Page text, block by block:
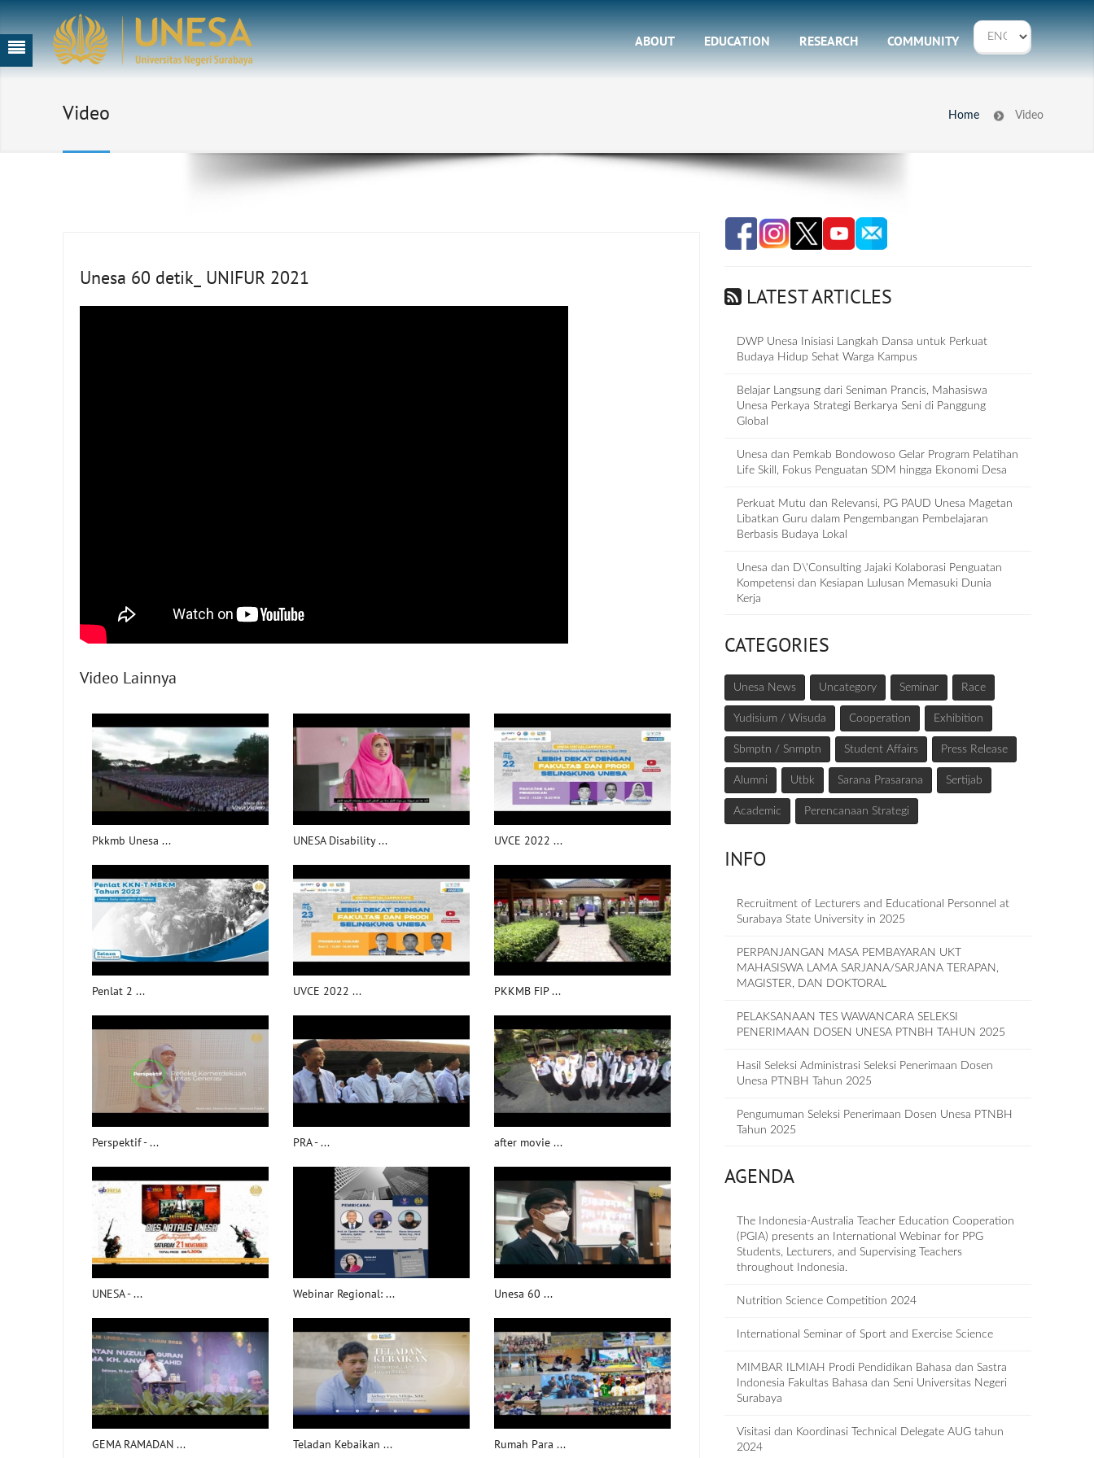
ABOUT EDUCATION RESEARCH COMMUNITY
Video Home Video
Unesa 60 detik_ UNIFUR 2021
Video Lainnya
Pkkmb Unesa ... UNESA Disability ... UVCE 2022 ...
Penlat 2 ... UVCE 2022 ... PKKMB FIP ...
Perspektif - ... PRA - ... after movie ...
UNESA - ... Webinar Regional: ... Unesa 60 ...
GEMA RAMADAN ... Teladan Kebaikan ... Rumah Para ...
LATEST ARTICLES
DWP Unesa Inisiasi Langkah Dansa untuk Perkuat
Budaya Hidup Sehat Warga Kampus
Belajar Langsung dari Seniman Prancis, Mahasiswa
Unesa Perkaya Strategi Berkarya Seni di Panggung
Global
Unesa dan Pemkab Bondowoso Gelar Program Pelatihan
Life Skill, Fokus Penguatan SDM hingga Ekonomi Desa
Perkuat Mutu dan Relevansi, PG PAUD Unesa Magetan
Libatkan Guru dalam Pengembangan Pembelajaran
Berbasis Budaya Lokal
Unesa dan D\'Consulting Jajaki Kolaborasi Penguatan
Kompetensi dan Kesiapan Lulusan Memasuki Dunia
Kerja
CATEGORIES
Unesa News Uncategory Seminar Race
Yudisium / Wisuda Cooperation Exhibition
Sbmptn / Snmptn Student Affairs Press Release
Alumni Utbk Sarana Prasarana Sertijab
Academic Perencanaan Strategi
INFO
Recruitment of Lecturers and Educational Personnel at
Surabaya State University in 2025
PERPANJANGAN MASA PEMBAYARAN UKT
MAHASISWA LAMA SARJANA/SARJANA TERAPAN,
MAGISTER, DAN DOKTORAL
PELAKSANAAN TES WAWANCARA SELEKSI
PENERIMAAN DOSEN UNESA PTNBH TAHUN 2025
Hasil Seleksi Administrasi Seleksi Penerimaan Dosen
Unesa PTNBH Tahun 2025
Pengumuman Seleksi Penerimaan Dosen Unesa PTNBH
Tahun 2025
AGENDA
The Indonesia-Australia Teacher Education Cooperation
(PGIA) presents an International Webinar for PPG
Students, Lecturers, and Supervising Teachers
throughout Indonesia.
Nutrition Science Competition 2024
International Seminar of Sport and Exercise Science
MIMBAR ILMIAH Prodi Pendidikan Bahasa dan Sastra
Indonesia Fakultas Bahasa dan Seni Universitas Negeri
Surabaya
Visitasi dan Koordinasi Technical Delegate AUG tahun
2024